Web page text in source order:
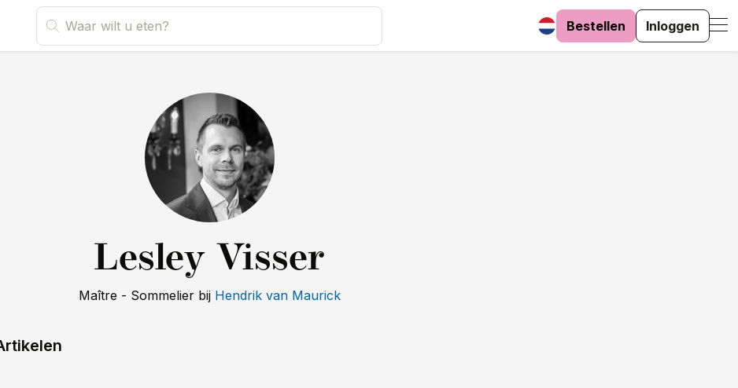
Bestellen Inloggen
Lesley Visser
Maître - Sommelier bij Hendrik van Maurick